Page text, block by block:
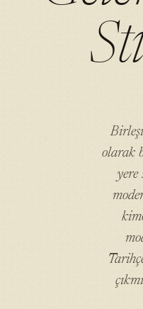
olarak
yere